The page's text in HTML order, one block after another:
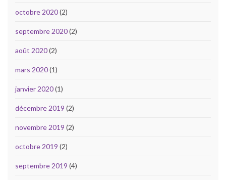
octobre 2020(2)
septembre 2020(2)
août 2020(2)
mars 2020(1)
janvier 2020(1)
décembre 2019 (2)
novembre 2019 (2)
octobre 2019 (2)
septembre 2019 (4)